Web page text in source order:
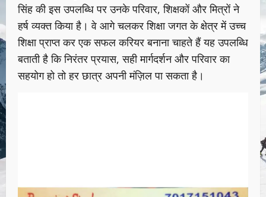
सिंह की इस उपलब्धि पर उनके परिवार, शिक्षकों और मित्रों ने
हर्ष व्यक्त किया है। वे आगे चलकर शिक्षा जगत के क्षेत्र में उच्च
शिक्षा प्राप्त कर एक सफल करियर बनाना चाहते हैं यह उपलब्धि
बताती है कि निरंतर प्रयास, सही मार्गदर्शन और परिवार का
सहयोग हो तो हर छात्र अपनी मंज़िल पा सकता है।